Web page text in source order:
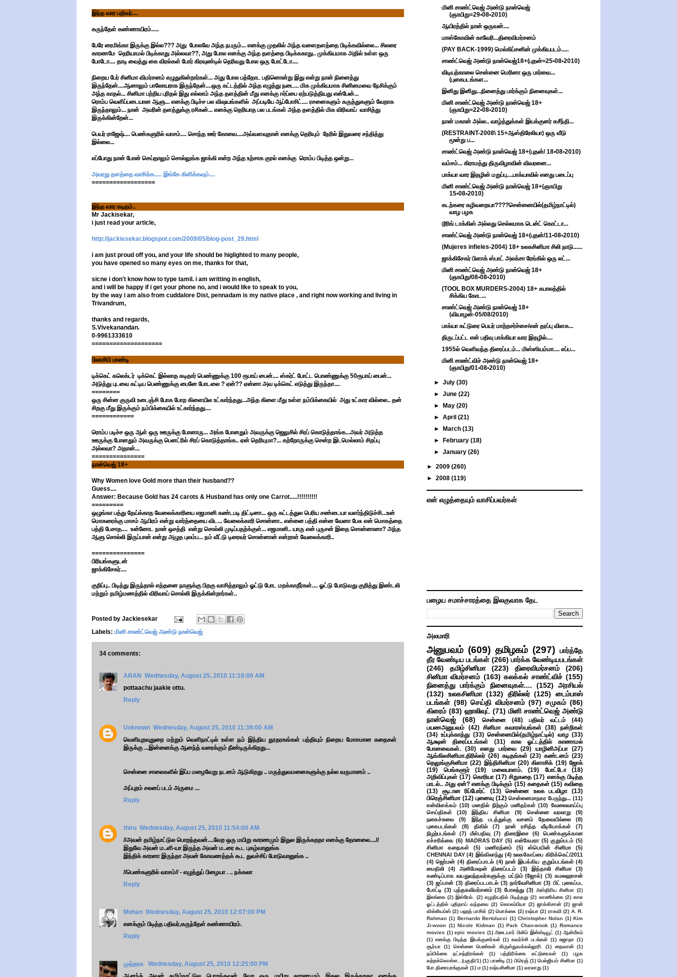
இந்த வார பதிவர்....
கருந்தேள் கண்ணாயிரம்.....
பேரே ரைமிங்கா இருக்கு இல்ல??? அது போலவே அந்த நபரும்... எனக்கு முதலில் அந்த வளைதளத்தை பிடிக்கவில்லை... சிலரை
காரணமே தெரியாமல் பிடிக்காது அல்லவா??, அது போல எனக்கு அந்த தளத்தை பிடிக்ககாது.. முக்கியமாக அதில் உள்ள ஒரு
போடோ.... தாடி வைத்து கை விரல்கள் போர் கிரவுண்டில் தெரிவது போல ஒரு போட்டோ....
நிறைய பேர் சினிமா விமர்சனம் எழுதுகின்றார்கள்... அது போல பத்தோட பதினொன்று இது என்று நான் நினைத்து
இருந்தேன்....ஆனாலும் பாலோயராக இருந்தேன்....ஒரு கட்டத்தில் அந்த எழுத்து நடை... மிக முக்கியமாக சினிமைவை நேசிக்கும்
அந்த காதல்... சினிமா பற்றிய புரிதல் இது எல்லாம் அந்த தளத்தின் மீது எனக்கு ஈர்ப்பை ஏற்படுத்தியது என்பேன்...
ரொம்ப வெளிப்படையான ஆளு... எனக்கு பிடிச்ச பல விஷயங்களில் அப்படியே ஆப்போசிட்.... ரசனைகளும் கருத்துகளும் வேறாக
இருந்தாலும்... நான் அவரின் தளத்துக்கு ரசிகன்... எனக்கு தெரியாத பல படங்கள் அந்த தளத்தில் மிக விரிவாய் வாசித்து
இருக்கின்றேன்...
பெயர் ராஜேஷ்.... பெண்களுரில் வாசம்.... சொந்த ஊர் கோவை....அவ்வளவுதான் எனக்கு தெரியும் நேரில் இதுவரை சந்தித்து
இல்லை...
எப்போது நான் போன் செய்தாலும் சொல்லுங்க ஜாக்கி என்ற அந்த உற்சாக குரல் எனக்கு ரொம்ப பிடித்த ஒன்று...
அவரது தளத்தை வாசிக்க..... இங்கே கிளிக்கவும்....
==================
இந்த வார கடிதம்..
Mr Jackisekar,
i just read your article,
http://jackiesekar.blogspot.com/2009/05/blog-post_29.html
i am just proud off you, and your life should be higlighted to many people,
you have opened so many eyes on me, thanks for that,
sicne i don't know how to type tamil. i am writting in english,
and i will be happy if i get your phone no, and i would like to speak to you,
by the way i am also from cuddalore Dist, pennadam is my native place , and right now working and living in
Trivandrum,
thanks and regards,
S.Vivekanandan.
0-9961333610
====================
பிலாசிபி பாண்டி
டிக்கெட் கலெக்டர் டிக்கெட் இல்லாத சுடிதார் பெண்ணுக்கு 100 ரூபாய் பைன்.... ஸ்கர்ட் போட்ட பொண்ணுக்கு 50ரூபாய் பைன்...
அடுத்து புடவை கட்டிய பெண்ணுக்கு பைனே போடலை ? ஏன்?? ஏன்னா அவ டிக்கெட் எடுத்து இருந்தா....
========
ஒரு சின்ன குருவி உடைஞ்சி போக போற கிளையில உட்கார்ந்தது...அந்த கிளை மீது உள்ள நம்பிக்கையில் அது உட்கார வில்லை.. தன்
சிறகு மீது இருக்கும் நம்பிக்கையில் உட்கார்ந்தது....
============
ரொம்ப படிச்ச ஒரு ஆள் ஒரு ஊருக்கு போனாரு... அங்க போனதும் அவருக்கு ஜெலுசில் சிரப் கொடுத்தாங்க...அவர் அடுத்த
ஊருக்கு போனதும் அவருக்கு பெனட்ரில் சிரப் கொடுத்தாங்க.. ஏன் தெரியுமா?... கற்றோருக்கு சென்ற இடமெல்லாம் சிறப்பு
அல்லவா? அதான்...
===============
நான்வெஜ் 18+
Why Women love Gold more than their husband??
Guess....
Answer: Because Gold has 24 carots & Husband has only one Carrot.....!!!!!!!!!!
=========
ஒழுங்கா பத்து தேய்க்காத வேலைக்காரியை எஜமானி கண்டபடி திட்டினா... ஒரு கட்டத்துல பெரிய சண்டையா வளர்ந்திடுச்சி...உன்
மொகரைக்கு மாசம் ஆயிரம் என்று வார்த்தையை விட... வேலைக்காரி சொன்னா.. என்னை பத்தி என்ன வேனா பேசு என் மொகத்தை
பத்தி பேசாத.... உன்னோட நான் ஒசத்தி என்று சொல்லி முடிப்பதற்க்குள்... எஜமானி.. யாரு என் புருசன் இதை சொன்னானா? அந்த
ஆளு சொல்லி இருப்பான் என்று அழுத புலம்ப... நம் வீட்டு டிரைவர் சொன்னான் என்றாள் வேலைக்காரி..
===============
பிரியங்களுடன்
ஜாக்கிசேகர்....
குறிப்பு.. பிடித்து இருந்தால் எத்தனை நாளுக்கு பிறகு வாசித்தாலும் ஓட்டு போட மறக்காதீர்கள்.... ஓட்டு போடுவது குறித்து இண்டலி
மற்றும் தமிழ்மணத்தில் விரிவாய் சொல்லி இருக்கின்றார்கள்..
Posted by Jackiesekar
Labels: மினி சாண்ட்வெஜ் அண்டு நான்வெஜ்
34 comments:
ARAN Wednesday, August 25, 2010 11:18:00 AM
pottaachu jaakie ottu.
Reply
Unknown Wednesday, August 25, 2010 11:39:00 AM
வெளியுறவுதுறை மற்றும் வெளிநாட்டில் உள்ள நம் இந்திய தூதரகங்கள் பத்தியும் நிறைய மோசமான கதைகள்
இருக்கு ...இன்னைக்கு ஆனந்த் வரைக்கும் நீண்டிருக்கிறது...
சென்னை சாலைகளில் இப்ப மழைவேறு நடனம் ஆடுகிறது .. மருத்துவமனைகளுக்கு நல்ல வருமானம் ..
அப்புறம் சலனப் படம் அருமை ...
Reply
thiru Wednesday, August 25, 2010 11:54:00 AM
//அவன் தமிழ்நாட்டுல பொறந்தவன்....வேற ஒரு மயிறு காரணமும் இதுல இருக்கறதா எனக்கு தோனலை....//
இதுவே அவன் ம..ளி-யா இருந்த அவன் ம..ரை கூட புகழ்வானுங்க
இந்திக் காரனா இருந்தா அவன் கோவணத்தக் கூட துவச்சிப் போடுவானுங்க ..
//பெண்களுரில் வாசம்// - எழுத்துப் பிழையா . .. நக்கலா
Reply
Mohan Wednesday, August 25, 2010 12:07:00 PM
எனக்கும் பிடித்த‌ ப‌திவர்,கருந்தேள் கண்ணாயிரம்.
Reply
முத்தரசு
Wednesday, August 25, 2010 12:25:00 PM
மினி சாண்ட்வெஜ் அண்டு நான்வெஜ்
(ஞாயிறு=29•08•2010)
ஆயிரத்தில் நான் ஒருவன்....
மாஸ்கோவின் காவேரி...திரைவிமர்சனம்
(PAY BACK-1999) மெல்கிப்சனின் முக்கியபடம்.....
சாண்ட்வெஜ் அண்டு நான்வெஜ்18+(புதன்=25•08•2010)
விடியற்காலை சென்னை மெரினா ஒரு பார்வை...
(புகைபடங்கள...
இனிது இனிது...நினைத்து பார்க்கும் நினைவுகள்...
மினி சாண்ட்வெஜ் அண்டு நான்வெஜ் 18+
(ஞாயிறு=22•08•2010)
நான் மகான் அல்ல.. வாழ்த்துக்கள் இயக்குனர் சுசீந்தி...
(RESTRAINT-2008\ 15+ஆஸ்திரேலியா) ஒரு வீடு
மூன்று ப...
சாண்ட்வெஜ் அண்டு நான்வெஜ் 18+(புதன்/ 18•08•2010)
வம்சம்... கிராமத்து திருவிழாவின் விவரனை...
பாக்யா வார இதழின் மறுப்பு....பாக்யாவில் எனது படைப்பு
மினி சாண்ட்வெஜ் அண்டு நான்வெஜ் 18+(ஞாயிறு
15•08•2010)
கடற்கரை கழிவறையா????சென்னையில்(தமிழ்நாட்டில்)
வாழ பழக
டூரிங் டாக்கிஸ் அல்லது செல்லமாக டென்ட் கொட்டா...
சாண்ட்வெஜ் அண்டு நான்வெஜ் 18+(புதன்/11•08•2010)
(Mujeres infieles-2004) 18+ உலகசினிமா சிலி நாடு......
ஜாக்கிசேகர் பிளாக் ஸ்பாட் அலக்சா ரேங்கில் ஒரு லட்...
மினி சாண்ட்வெஜ் அண்டு நான்வெஜ் 18+
(ஞாயிறு/08•08•2010)
(TOOL BOX MURDERS-2004) 18+ கபாலத்தில்
சிக்கிய கோட...
சாண்ட்வெஜ் அண்டு நான்வெஜ் 18+
(வியாழன்-05/08/2010)
பாக்யா கட்டுரை பெயர் மாற்றசர்ச்சை/என் தரப்பு விளக...
திருடப்பட்ட என் பதிவு பாக்கியா வார இதழில்....
1955ல் வெளிவந்த திரைப்படம்... மிஸ்ஸியம்மா.... எப்ப...
மினி சாண்ட்விச் அண்டு நான்வெஜ் 18+
(ஞாயிறு/01•08•2010)
►July(30)
►June(22)
►
May(20)
►April(21)
►
March(13)
►
February(18)
►January(26)
► 2009 (260)
► 2008 (119)
என் எழுத்தையும் வாசிப்பவர்கள்
பழைய சமாச்சாரத்தை இலகுவாக தேட
அலமாரி
அனுபவம் (609) தமிழகம் (297) பார்த்தே
தீர வேண்டிய படங்கள் (266) பார்க்க வேண்டியபடங்கள்
(246)
தமிழ்சினிமா (223) திரைவிமர்சனம்
(206)
சினிமா விமர்சனம் (163) கலக்கல் சாண்ட்விச் (155)
நினைத்து பார்க்கும் நினைவுகள்....
(152)
அரசியல்
(132)
உலகசினிமா (132) திரில்லர் (125)
டைம்பாஸ்
படங்கள் (98) செய்தி விமர்சனம் (97) சமுகம் (86)
கிரைம் (83) ஹாலிவுட் (71) மினி சாண்ட்வெஜ் அண்டு
நான்வெஜ்
(68) சென்னை (48) பதிவர் வட்டம்
(44)
பயணஅனுபவம் (42) சினிமா சுவாரஸ்யங்கள் (38) நன்றிகள்
(34) உப்புக்காத்து (33) சென்னையில்(தமிழ்நாட்டில்) வாழ (33)
ஆக்ஷன் திரைப்படங்கள்
(31)
கால ஓட்டத்தில் காணாமல்
போனவைகள். (30) எனது பார்வை (29) யாழினிஅப்பா (27)
ஆங்கிலசினிமா.திரில்லர் (26) கடிதங்கள் (23) கண்டனம் (23)
தெலுங்குசினிமா (22) இந்திசினிமா (20) கிளாசிக் (19) ஜோக்
(19)
பெங்களூர் (19) மலையாளம். (19) போட்டோ
(18)
அறிவிப்புகள் (17) கொரியா (17) சிறுகதை (17) எனக்கு பிடித்த
பாடல்.. அது ஏன்? எனக்கு பிடிக்கும் (15) கதைகள் (15) கவிதை
(13)
சூடான ரிப்போர்ட் (13) சென்னை உலக படவிழா
(13)
பிரெஞ்சினிமா (12) புனைவு (12) சென்னைமாநகர பேருந்து... (11)
என்விளக்கம் (10) மனதில் நிற்கும் மனிதர்கள் (10) வேலைவாய்ப்பு
செய்திகள்
(10) இந்திய சினிமா (9) சென்னை வரலாறு
(9)
நகைச்சுவை
(9) இந்த படத்துக்கு வசனம் தேவையில்லை
(8)
புகைபடங்கள்
(8) திகில் (7) நான் ரசித்த வீடியோக்கள்
(7)
நிழற்படங்கள் (7) மீள்பதிவு (7) திரைஇசை (6)
பெண்களுக்கான
எச்சரிக்கை (6) MADRAS DAY (5) என்கேமரா (5) குறும்படம் (5)
சினிமா கதைகள்
(5) மணிரத்னம் (5) ஸ்பெயின் சினிமா
(5)
CHENNAI DAY (4) இங்கிலாந்து (4) உலககோப்பை கிரிக்கெட்/2011
(4) ஜெர்மன் (4) திரைப்பாடல் (4) நான் இயக்கிய குறும்படங்கள் (4)
மைதிலி
(4) அனிமேஷன் திரைப்படம் (3) இத்தாலி சினிமா
(3)
கண்டிப்பாக வயதுவந்தவர்களுக்கு மட்டும் (ஜோக்) (3) கமலஹாசன்
(3) ஜப்பான் (3) திரைப்படபாடல் (3) நார்வேசினிமா (3) பிட் புகைப்பட
போட்டி (3) புத்தகவிமர்சனம் (3) போலந்து (3) அஸ்திரிய சினிமா (2)
இலங்கை (2) இஸ்ரேல். (2) எழுதியதில் பிடித்தது (2) காணிக்கை (2) கால
ஓட்டத்தில் புதிதாய் வந்தவை (2) கொலம்பியா (2) ஜாக்கிசான் (2) ஜான்
வில்லியம்ஸ் (2) பஹத் பாசில் (2) மொக்கை (2) ரஷ்யா (2) ராகவி (2) A. R.
Rahman (1) Bernardo Bertolucci (1) Christopher Nolan (1) Kim
Ji-woon (1) Nicole Kidman (1) Park Chan-wook (1) Romance
movies (1) epic movies (1) அடையார் பிலிம் இன்ஸ்டியூட் (1) ஆன்மீகம்
(1) எனக்கு பிடித்த இயக்குனர்கள் (1) கவர்ச்சி படங்கள் (1) சுஜாதா (1)
சூர்யா (1) சென்னை பெண்கள் கிருஸ்துவக்கல்லூரி. (1) தைவான் (1)
நம்பிக்கை நட்சத்திரங்கள்
(1) பத்திரிக்கை கட்டுரைகள் (1)
பழக
கற்றக்கொள்ள...(பகுதி/1) (1) பாண்டி (1) பிரெஞ் (1) பெல்ஜியம் சினிமா (1)
போ.திரையரங்குகள் (1) ம (1) ரஷ்யசினிமா (1) வரலாறு (1)